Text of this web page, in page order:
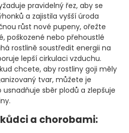
pravidelný řez, aby se
a zajistila vyšší úroda
růst nové pupeny, ořežte
poškozené nebo přehoustlé
rostlině soustředit energii na
lepší cirkulaci vzduchu.
chcete, aby rostliny goji měly
tvar, můžete je
sběr plodů a zlepšuje
a chorobami: